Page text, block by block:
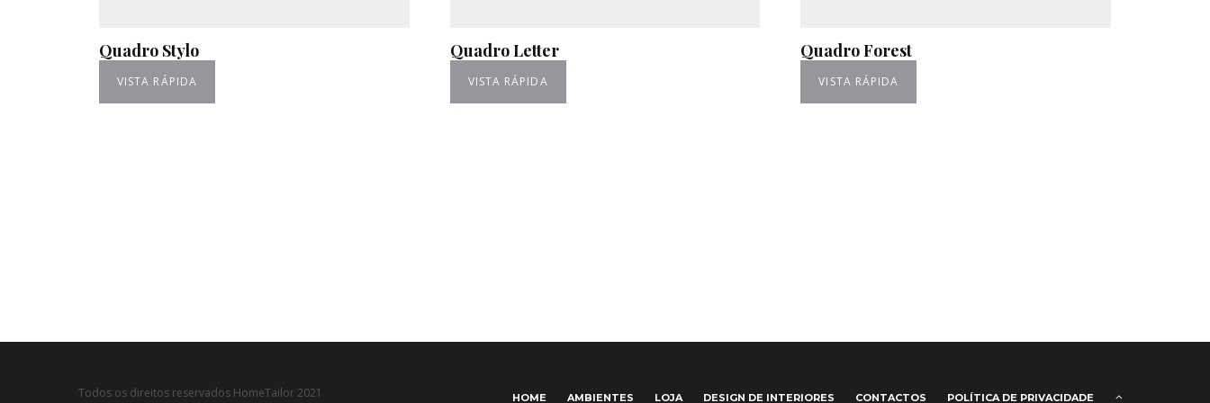
Quadro Stylo
VISTA RÁPIDA
Quadro Letter
VISTA RÁPIDA
Quadro Forest
VISTA RÁPIDA
Todos os direitos reservados HomeTailor 2021 HOME AMBIENTES LOJA DESIGN DE INTERIORES CONTACTOS POLÍTICA DE PRIVACIDADE